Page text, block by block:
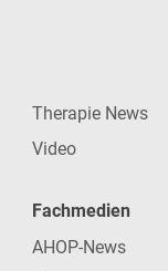
Therapie News
Video
Fachmedien
AHOP-News